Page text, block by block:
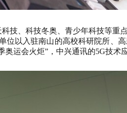
技、科技冬奥、青少年科技等
以入驻南山的高校科研院所、
运会火炬”，中兴通讯的5G技术